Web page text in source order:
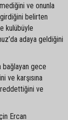
ve onunla
belirten
kulübüyle
adaya geldiğini
bağlayan gece
ve karşısına
reddettiğini ve
Ercan